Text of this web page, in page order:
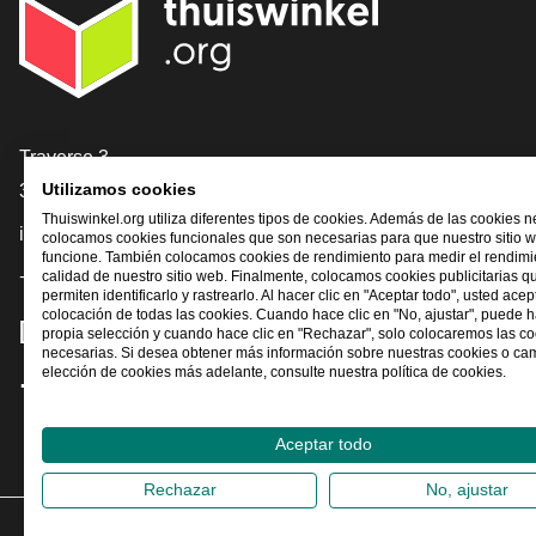
[_General:Contact]
Traverse 3
3905 NL Veenendaal
info@thuiswinkel.org
+31 (0)318 64 85 75
[_General:SocialMediaTitle]
Utilizamos cookies
Thuiswinkel.org utiliza diferentes tipos de cookies. Además de las cookies
colocamos cookies funcionales que son necesarias para que nuestro sitio
funcione. También colocamos cookies de rendimiento para medir el
calidad de nuestro sitio web. Finalmente, colocamos cookies publicitarias
permiten identificarlo y rastrearlo. Al hacer clic en "Aceptar todo", usted
colocación de todas las cookies. Cuando hace clic en "No, ajustar", puede
propia selección y cuando hace clic en "Rechazar", solo colocaremos las
necesarias. Si desea obtener más información sobre nuestras cookies o
elección de cookies más adelante, consulte nuestra política de cookies.
Aceptar todo
Rechazar No, ajustar